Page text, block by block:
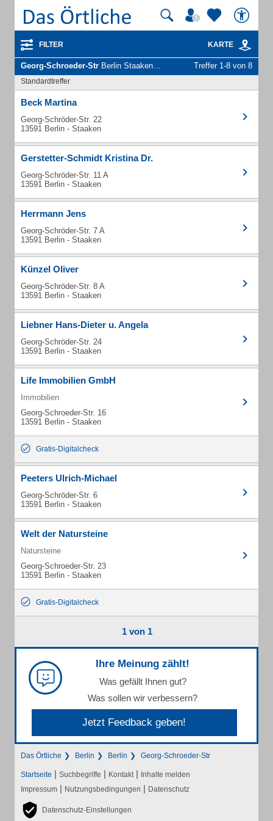
FILTER KARTE
Georg-Schroeder-Str Berlin Staaken - Unternehmen und Personen Treffer 1-8 von 8
Standardtreffer
Beck Martina
Georg-Schröder-Str. 22
13591 Berlin - Staaken
Gerstetter-Schmidt Kristina Dr.
Georg-Schröder-Str. 11 A
13591 Berlin - Staaken
Herrmann Jens
Georg-Schröder-Str. 7 A
13591 Berlin - Staaken
Künzel Oliver
Georg-Schröder-Str. 8 A
13591 Berlin - Staaken
Liebner Hans-Dieter u. Angela
Georg-Schröder-Str. 24
13591 Berlin - Staaken
Life Immobilien GmbH
Immobilien
Georg-Schroeder-Str. 16
13591 Berlin - Staaken
Gratis-Digitalcheck
Peeters Ulrich-Michael
Georg-Schröder-Str. 6
13591 Berlin - Staaken
Welt der Natursteine
Natursteine
Georg-Schroeder-Str. 23
13591 Berlin - Staaken
Gratis-Digitalcheck
1 von 1
Ihre Meinung zählt!
Was gefällt Ihnen gut?
Was sollen wir verbessern?
Jetzt Feedback geben!
Das Örtliche Berlin Berlin Georg-Schroeder-Str
Startseite | Suchbegriffe | Kontakt | Inhalte melden
Impressum | Nutzungsbedingungen | Datenschutz
Datenschutz-Einstellungen